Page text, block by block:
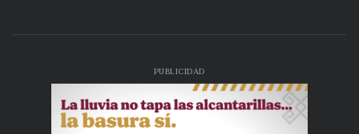
PUBLICIDAD